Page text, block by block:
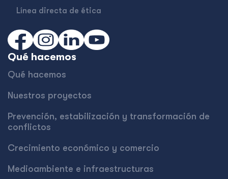
Línea directa de ética
Qué hacemos
Qué hacemos
Nuestros proyectos
Prevención, estabilización y transformación de
conflictos
Crecimiento económico y comercio
Medioambiente e infraestructuras